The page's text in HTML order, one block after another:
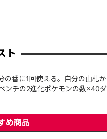
ト
番に1回使える。自分の山札
ンチの2進化ポケモンの数×40
め商品